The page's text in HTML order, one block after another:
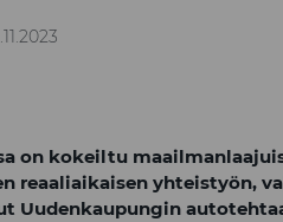
on kokeiltu
reaaliaikaisen yhteistyön,
Uudenkaupungin